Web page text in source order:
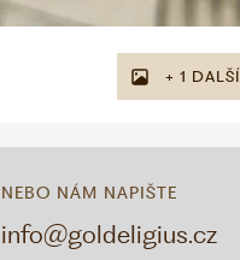
+ 1 DALŠÍ
NEBO NÁM NAPIŠTE
info@goldeligius.cz